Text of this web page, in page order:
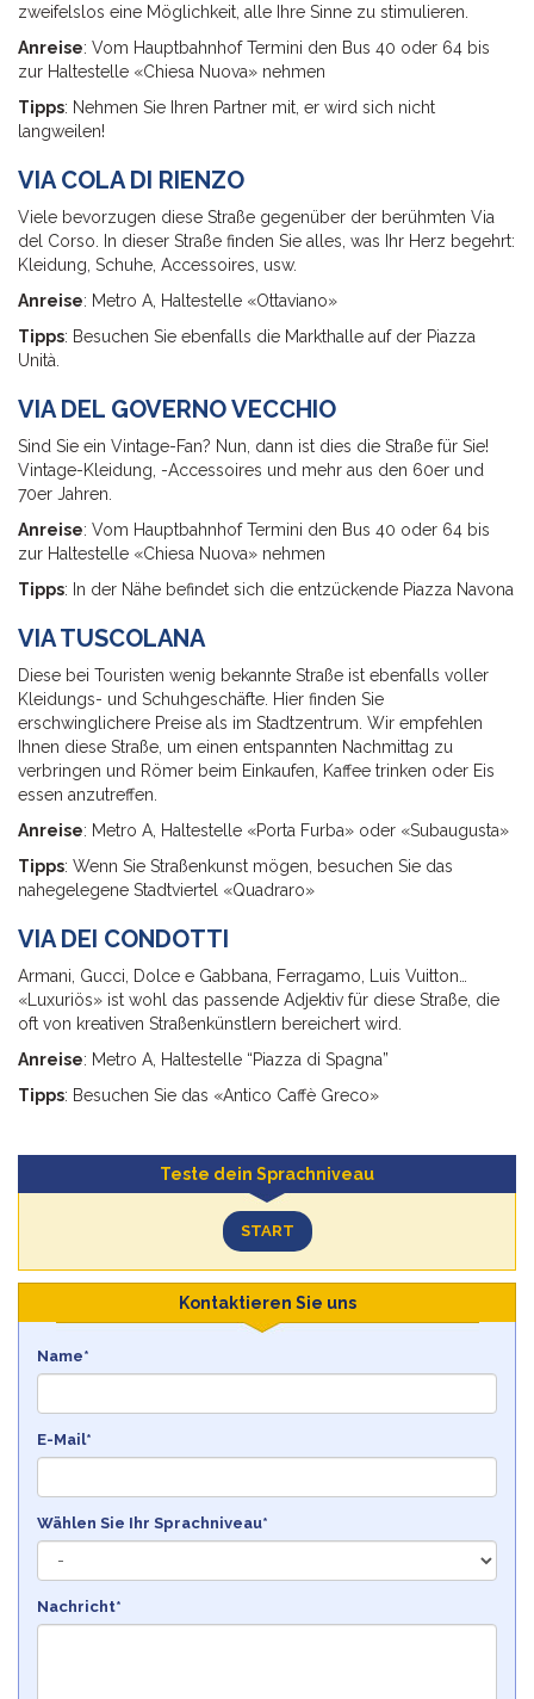
zweifelslos eine Möglichkeit, alle Ihre Sinne zu stimulieren.
Anreise: Vom Hauptbahnhof Termini den Bus 40 oder 64 bis
zur Haltestelle «Chiesa Nuova» nehmen
Tipps: Nehmen Sie Ihren Partner mit, er wird sich nicht
langweilen!
VIA COLA DI RIENZO
Viele bevorzugen diese Straße gegenüber der berühmten Via
del Corso. In dieser Straße finden Sie alles, was Ihr Herz begehrt:
Kleidung, Schuhe, Accessoires, usw.
Anreise: Metro A, Haltestelle «Ottaviano»
Tipps: Besuchen Sie ebenfalls die Markthalle auf der Piazza
Unità.
VIA DEL GOVERNO VECCHIO
Sind Sie ein Vintage-Fan? Nun, dann ist dies die Straße für Sie!
Vintage-Kleidung, -Accessoires und mehr aus den 60er und
70er Jahren.
Anreise: Vom Hauptbahnhof Termini den Bus 40 oder 64 bis
zur Haltestelle «Chiesa Nuova» nehmen
Tipps: In der Nähe befindet sich die entzückende Piazza Navona
VIA TUSCOLANA
Diese bei Touristen wenig bekannte Straße ist ebenfalls voller
Kleidungs- und Schuhgeschäfte. Hier finden Sie
erschwinglichere Preise als im Stadtzentrum. Wir empfehlen
Ihnen diese Straße, um einen entspannten Nachmittag zu
verbringen und Römer beim Einkaufen, Kaffee trinken oder Eis
essen anzutreffen.
Anreise: Metro A, Haltestelle «Porta Furba» oder «Subaugusta»
Tipps: Wenn Sie Straßenkunst mögen, besuchen Sie das
nahegelegene Stadtviertel «Quadraro»
VIA DEI CONDOTTI
Armani, Gucci, Dolce e Gabbana, Ferragamo, Luis Vuitton…
«Luxuriös» ist wohl das passende Adjektiv für diese Straße, die
oft von kreativen Straßenkünstlern bereichert wird.
Anreise: Metro A, Haltestelle “Piazza di Spagna”
Tipps: Besuchen Sie das «Antico Caffè Greco»
Teste dein Sprachniveau
START
Kontaktieren Sie uns
Name*
E-Mail*
Wählen Sie Ihr Sprachniveau*
Nachricht*